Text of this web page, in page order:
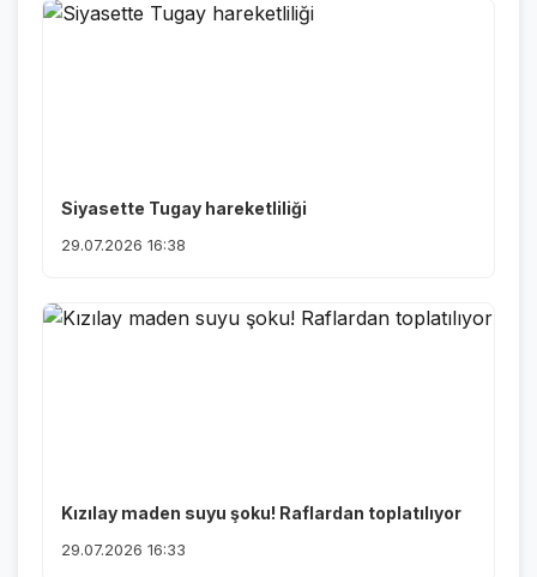
Siyasette Tugay hareketliliği
29.07.2026 16:38
Kızılay maden suyu şoku! Raflardan toplatılıyor
29.07.2026 16:33